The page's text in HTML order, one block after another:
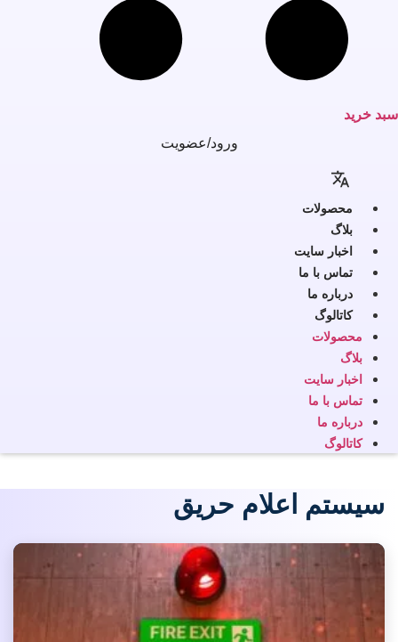
خرید
ورود/عضویت
محصولات
بلاگ
اخبار سایت
تماس با ما
درباره ما
کاتالوگ
محصولات
بلاگ
اخبار سایت
تماس با ما
درباره ما
کاتالوگ
سیستم اعلام حریق